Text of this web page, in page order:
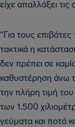
είχε απαλλάξει
“Για τους
τακτικά η
δεν πρέπει σε
καθυστέρηση άνω
την πλήρη τιμή
των 1.500
γεύματα και ποτά